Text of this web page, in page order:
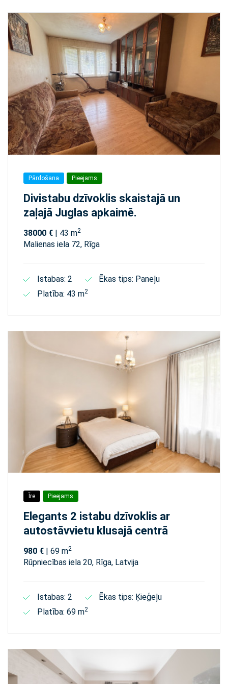
Pārdošana Pieejams
Divistabu dzīvoklis skaistajā un
zaļajā Juglas apkaimē.
38000 € | 43 m2
Malienas iela 72, Rīga
Istabas: 2
Ēkas tips: Paneļu
Platība: 43 m2
Īre Pieejams
Elegants 2 istabu dzīvoklis ar
autostāvvietu klusajā centrā
980 € | 69 m2
Rūpniecības iela 20, Rīga, Latvija
Istabas: 2
Ēkas tips: Ķieģeļu
Platība: 69 m2